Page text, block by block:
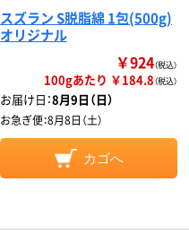
スズラン S脱脂綿 1包(500g)
オリジナル
￥924（税込）
100gあたり ￥184.8（税込）
お届け日：8月9日（日）
お急ぎ便：8月8日（土）
カゴへ